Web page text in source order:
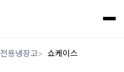
전용냉장고 쇼케이스